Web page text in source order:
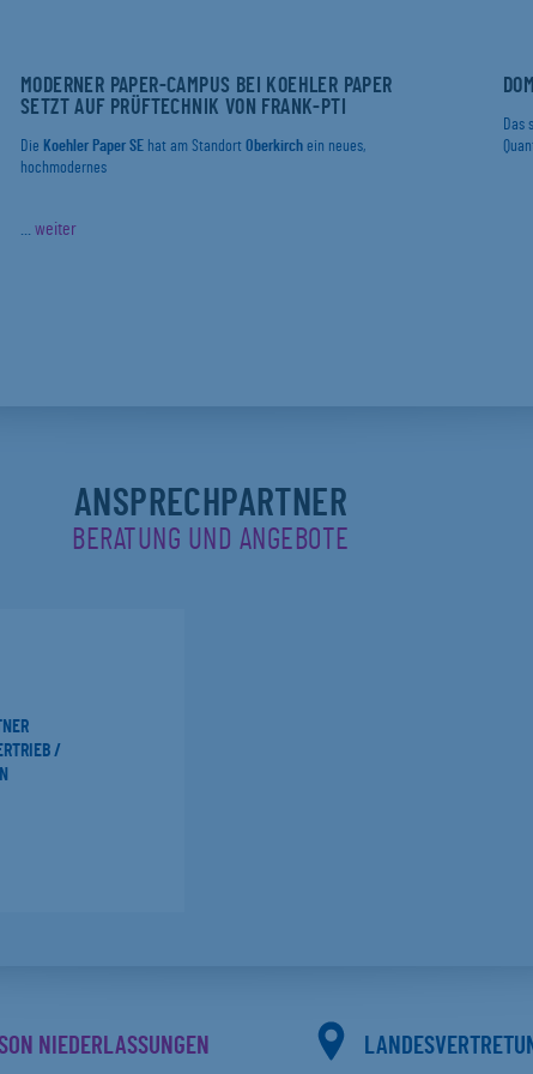
MODERNER PAPER-CAMPUS BEI KOEHLER PAPER
SETZT AUF PRÜFTECHNIK VON FRANK-PTI
Die Koehler Paper SE hat am Standort Oberkirch ein neues,
hochmodernes
... weiter
Das
ANSPRECHPARTNER
BERATUNG UND ANGEBOTE
/
NIEDERLASSUNGEN